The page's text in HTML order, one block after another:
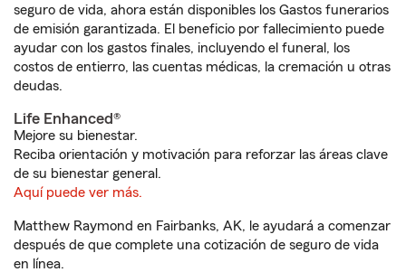
seguro de vida, ahora están disponibles los Gastos funerarios
de emisión garantizada. El beneficio por fallecimiento puede
ayudar con los gastos finales, incluyendo el funeral, los
costos de entierro, las cuentas médicas, la cremación u otras
deudas.
Life Enhanced®
Mejore su bienestar.
Reciba orientación y motivación para reforzar las áreas clave
de su bienestar general.
Aquí puede ver más.
Matthew Raymond en Fairbanks, AK, le ayudará a comenzar
después de que complete una cotización de seguro de vida
en línea.